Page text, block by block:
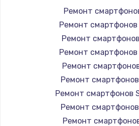
Заказать
Замена Bluetooth/Wi-
800 руб.
Заказать
Замена
890 руб.
Ремонт
Ремонт смартфонов
Ремонт
Ремонт смартфонов
Ремонт
Ремонт
Ремонт смартфонов
Ремонт
Ремонт